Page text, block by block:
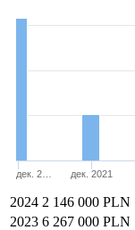
дек. 2… дек. 2021
2024 2 146 000 PLN
2023 6 267 000 PLN